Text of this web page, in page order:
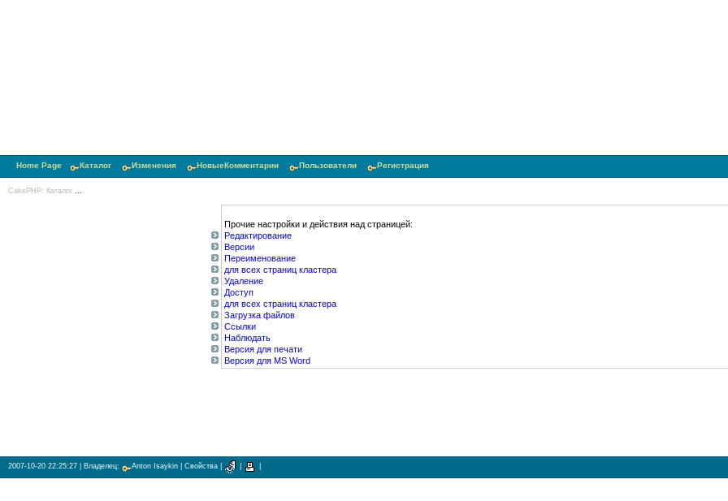
Home Page Каталог Изменения НовыеКомментарии Пользователи Регистрация
CakePHP: Каталог
Прочие настройки и действия над страницей:
Редактирование
Версии
Переименование
для всех страниц кластера
Удаление
Доступ
для всех страниц кластера
Загрузка файлов
Ссылки
Наблюдать
Версия для печати
Версия для MS Word
2007-10-20 22:25:27 | Владелец: Anton Isaykin Свойства